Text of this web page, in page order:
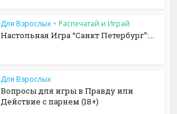
Для Взрослых • Распечатай и Играй
Настольная Игра “Санкт Петербург”:...
Для Взрослых
Вопросы для игры в Правду или
Действие с парнем (18+)